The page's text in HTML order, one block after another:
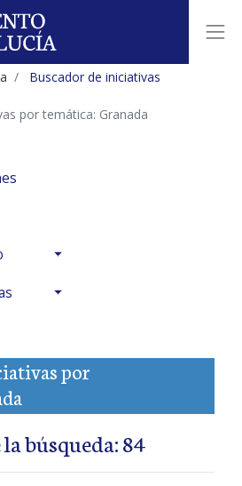
Buscador de iniciativas
por temática: Granada
por
búsqueda: 84